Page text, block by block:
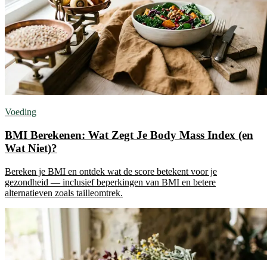
Voeding
BMI Berekenen: Wat Zegt Je Body Mass Index (en
Wat Niet)?
Bereken je BMI en ontdek wat de score betekent voor je
gezondheid — inclusief beperkingen van BMI en betere
alternatieven zoals tailleomtrek.